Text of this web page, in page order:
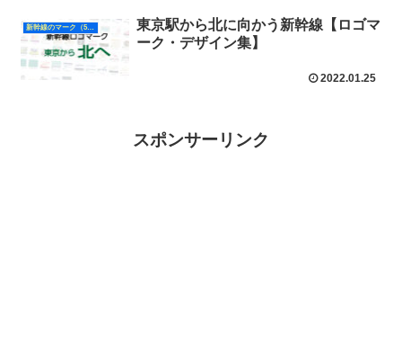
新幹線のマーク（50Hz）
東京駅から北に向かう新幹線【ロゴマ
ーク・デザイン集】
2022.01.25
スポンサーリンク